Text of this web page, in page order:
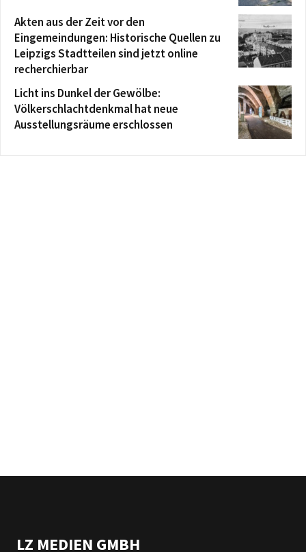
Akten aus der Zeit vor den
Eingemeindungen: Historische Quellen zu
Leipzigs Stadtteilen sind jetzt online
recherchierbar
Licht ins Dunkel der Gewölbe:
Völkerschlachtdenkmal hat neue
Ausstellungsräume erschlossen
LZ MEDIEN GMBH